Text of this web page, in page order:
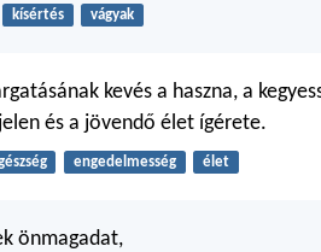
kísértés vágyak
kevés a haszna, a
és a jövendő élet ígérete.
engedelmesség élet
önmagadat,